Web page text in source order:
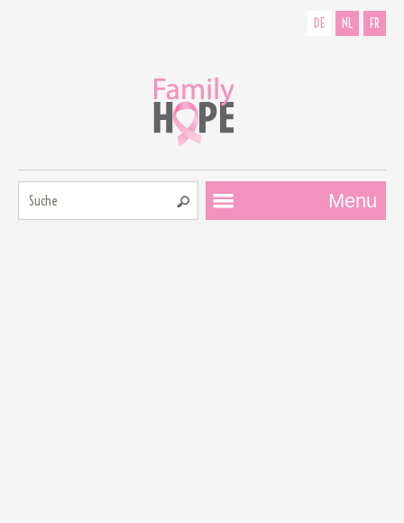
DE NL FR
Menu